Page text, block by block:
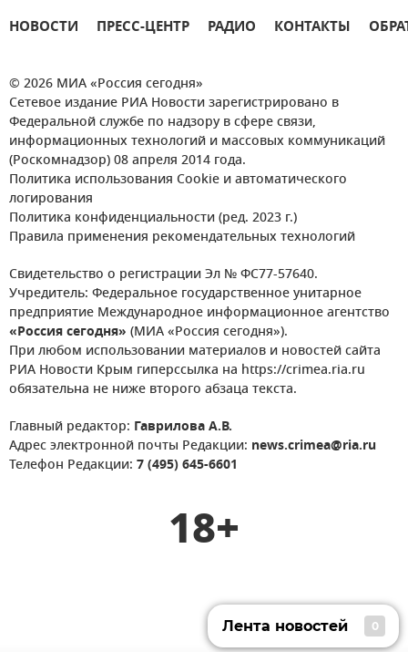
НОВОСТИ ПРЕСС-ЦЕНТР РАДИО КОНТАКТЫ
© 2026 МИА «Россия сегодня»
Сетевое издание РИА Новости зарегистрировано в
Федеральной службе по надзору в сфере связи,
информационных технологий и массовых коммуникаций
(Роскомнадзор) 08 апреля 2014 года.
Политика использования Cookie и автоматического
логирования
Политика конфиденциальности (ред. 2023 г.)
Правила применения рекомендательных технологий
Свидетельство о регистрации Эл № ФС77-57640.
Учредитель: Федеральное государственное унитарное
предприятие Международное информационное агентство
«Россия сегодня» (МИА «Россия сегодня»).
При любом использовании материалов и новостей сайта
РИА Новости Крым гиперссылка на https://crimea.ria.ru
обязательна не ниже второго абзаца текста.
Главный редактор: Гаврилова А.В.
Адрес электронной почты Редакции: news.crimea@ria.ru
Телефон Редакции: 7 (495) 645-6601
18+
Лента новостей 0